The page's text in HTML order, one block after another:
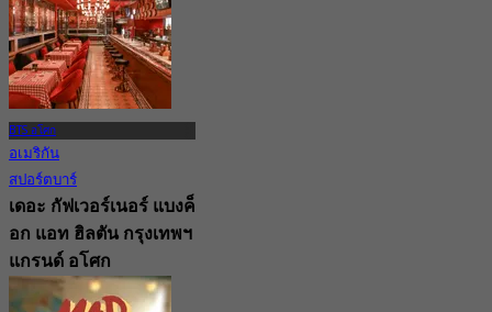
BTS อโศก
อเมริกัน
สปอร์ตบาร์
เดอะ กัฟเวอร์เนอร์ แบงค็
อก แอท ฮิลตัน กรุงเทพฯ
แกรนด์ อโศก
4.6